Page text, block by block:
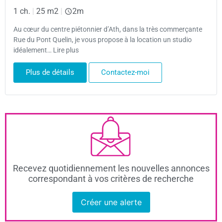
1 ch. | 25 m2 | 2m
Au cœur du centre piétonnier d’Ath, dans la très commerçante
Rue du Pont Quelin, je vous propose à la location un studio
idéalement… Lire plus
Plus de détails Contactez-moi
Recevez quotidiennement les nouvelles annonces
correspondant à vos critères de recherche
Créer une alerte